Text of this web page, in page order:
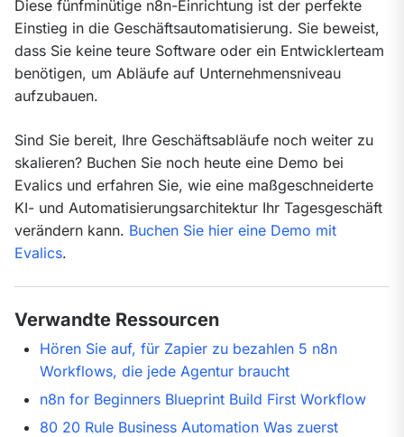
Diese fünfminütige n8n-Einrichtung ist der perfekte
Einstieg in die Geschäftsautomatisierung. Sie beweist,
dass Sie keine teure Software oder ein Entwicklerteam
benötigen, um Abläufe auf Unternehmensniveau
aufzubauen.
Sind Sie bereit, Ihre Geschäftsabläufe noch weiter zu
skalieren? Buchen Sie noch heute eine Demo bei
Evalics und erfahren Sie, wie eine maßgeschneiderte
KI- und Automatisierungsarchitektur Ihr Tagesgeschäft
verändern kann. Buchen Sie hier eine Demo mit
Evalics.
Verwandte Ressourcen
Hören Sie auf, für Zapier zu bezahlen 5 n8n
Workflows, die jede Agentur braucht
n8n for Beginners Blueprint Build First Workflow
80 20 Rule Business Automation Was zuerst